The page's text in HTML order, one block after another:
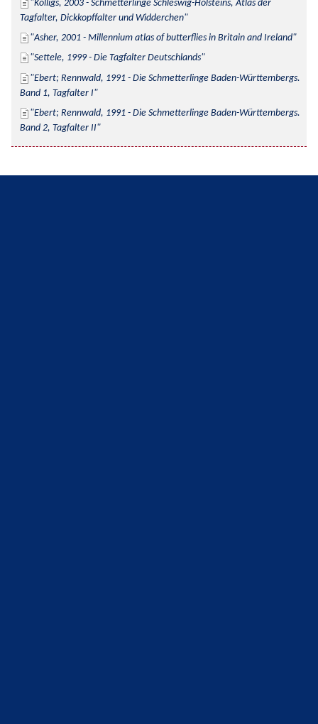
Kolligs, 2003 - Schmetterlinge Schleswig-Holsteins, Atlas der
Tagfalter, Dickkopffalter und Widderchen
Asher, 2001 - Millennium atlas of butterflies in Britain and Ireland
Settele, 1999 - Die Tagfalter Deutschlands
Ebert; Rennwald, 1991 - Die Schmetterlinge Baden-Württembergs.
Band 1, Tagfalter I
Ebert; Rennwald, 1991 - Die Schmetterlinge Baden-Württembergs.
Band 2, Tagfalter II